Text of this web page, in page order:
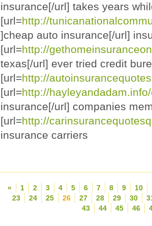
insurance[/url] takes years
[url=http://
]cheap auto insurance[/url]
[url=http://
texas[/url] ever tried credit
[url=http://
[url=http://
insurance[/url] companies
[url=http://
insurance carriers
« 1 2 3 4 5 6 7 8 9 10
23
24 25 26 27 28 29 30
43
44 45 46